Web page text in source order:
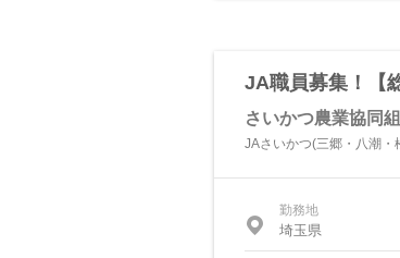
JA職員募集！【
さいかつ農業協同
JAさいかつ(三郷・八潮
勤務地
埼玉県